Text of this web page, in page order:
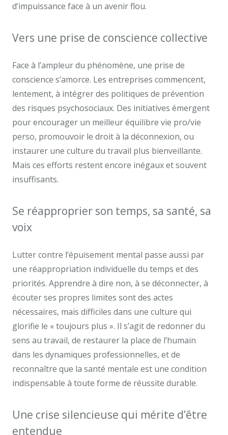
d’impuissance face à un avenir flou.
Vers une prise de conscience collective
Face à l’ampleur du phénomène, une prise de
conscience s’amorce. Les entreprises commencent,
lentement, à intégrer des politiques de prévention
des risques psychosociaux. Des initiatives émergent
pour encourager un meilleur équilibre vie pro/vie
perso, promouvoir le droit à la déconnexion, ou
instaurer une culture du travail plus bienveillante.
Mais ces efforts restent encore inégaux et souvent
insuffisants.
Se réapproprier son temps, sa santé, sa
voix
Lutter contre l’épuisement mental passe aussi par
une réappropriation individuelle du temps et des
priorités. Apprendre à dire non, à se déconnecter, à
écouter ses propres limites sont des actes
nécessaires, mais difficiles dans une culture qui
glorifie le « toujours plus ». Il s’agit de redonner du
sens au travail, de restaurer la place de l’humain
dans les dynamiques professionnelles, et de
reconnaître que la santé mentale est une condition
indispensable à toute forme de réussite durable.
Une crise silencieuse qui mérite d’être
entendue